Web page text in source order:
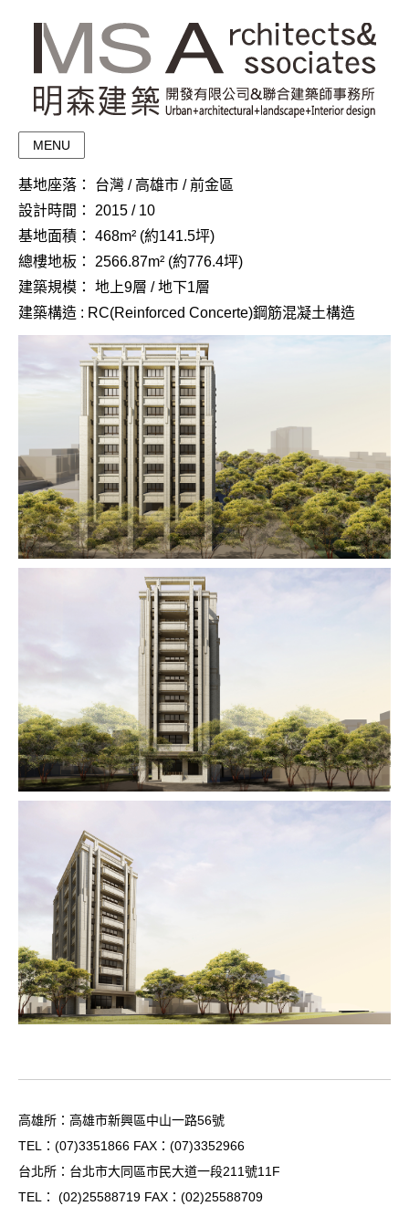
MENU
基地座落： 台灣 / 高雄市 / 前金區
設計時間： 2015 / 10
基地面積： 468m² (約141.5坪)
總樓地板： 2566.87m² (約776.4坪)
建築規模： 地上9層 / 地下1層
建築構造 : RC(Reinforced Concerte)鋼筋混凝土構造
高雄所：高雄市新興區中山一路56號
TEL： (07)3351866 FAX：(07)3352966
台北所：台北市大同區市民大道一段211號11F
TEL：
(02)25588719 FAX：(02)25588709